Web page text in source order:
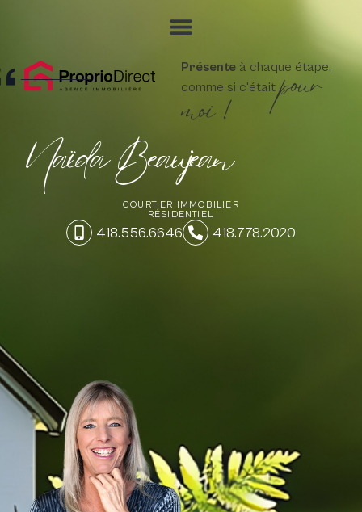
Présenteà chaque étape,
comme si c'était pour
moi !
Naïda Beaujean
COURTIER IMMOBILIER
RÉSIDENTIEL
418.556.6646 418.778.2020